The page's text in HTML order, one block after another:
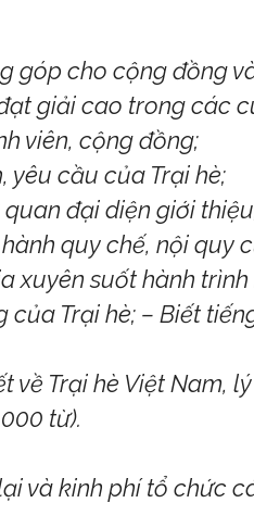
góp cho cộng đồng
giải cao trong các
viên, cộng đồng;
yêu cầu của Trại hè;
đại diện giới
quy chế, nội quy
xuyên suốt hành
Trại hè; – Biết
Trại hè Việt Nam,
từ).
và kinh phí tổ chức